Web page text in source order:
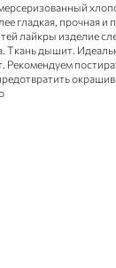
гладкая, прочная и
лайкры изделие
Ткань дышит.
Рекомендуем